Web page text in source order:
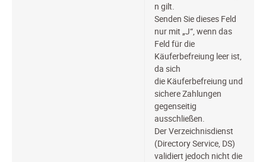
n gilt.
Senden Sie dieses Feld
nur mit „J“, wenn das
Feld für die
Käuferbefreiung leer ist,
da sich
die Käuferbefreiung und
sichere Zahlungen
gegenseitig
ausschließen.
Der Verzeichnisdienst
(Directory Service, DS)
validiert jedoch nicht die